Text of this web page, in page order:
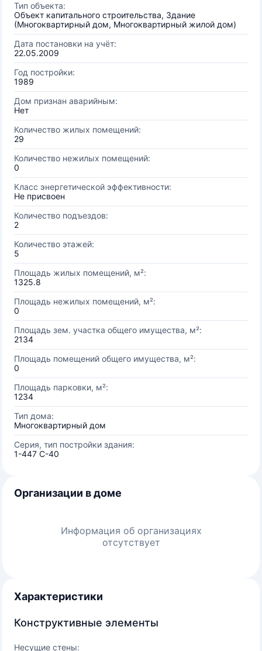
Тип объекта:
Объект капитального строительства, Здание
(Многоквартирный дом, Многоквартирный жилой дом)
Дата постановки на учёт:
22.05.2009
Год постройки:
1989
Дом признан аварийным:
Нет
Количество жилых помещений:
29
Количество нежилых помещений:
0
Класс энергетической эффективности:
Не присвоен
Количество подъездов:
2
Количество этажей:
5
Площадь жилых помещений, м²:
1325.8
Площадь нежилых помещений, м²:
0
Площадь зем. участка общего имущества, м²:
2134
Площадь помещений общего имущества, м²:
0
Площадь парковки, м²:
1234
Тип дома:
Многоквартирный дом
Серия, тип постройки здания:
1-447 С-40
Организации в доме
Информация об организациях
отсутствует
Характеристики
Конструктивные элементы
Несущие стены: